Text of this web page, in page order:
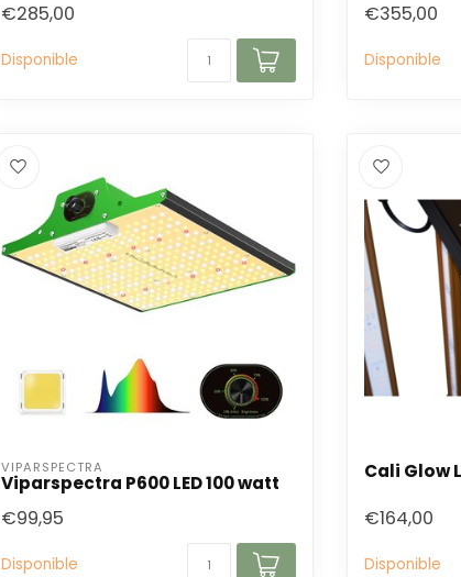
€285,00
Disponible
€355,00
Disponible
VIPARSPECTRA
Viparspectra P600 LED 100 watt
€99,95
Disponible
Cali Glow
€164,00
Disponible